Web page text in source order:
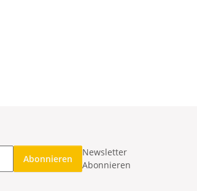
Abonnieren
Newsletter
Abonnieren